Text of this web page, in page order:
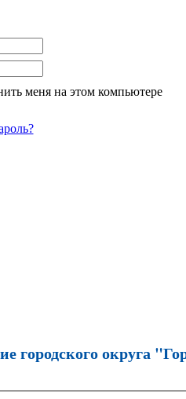
меня на этом компьютере
городского округа